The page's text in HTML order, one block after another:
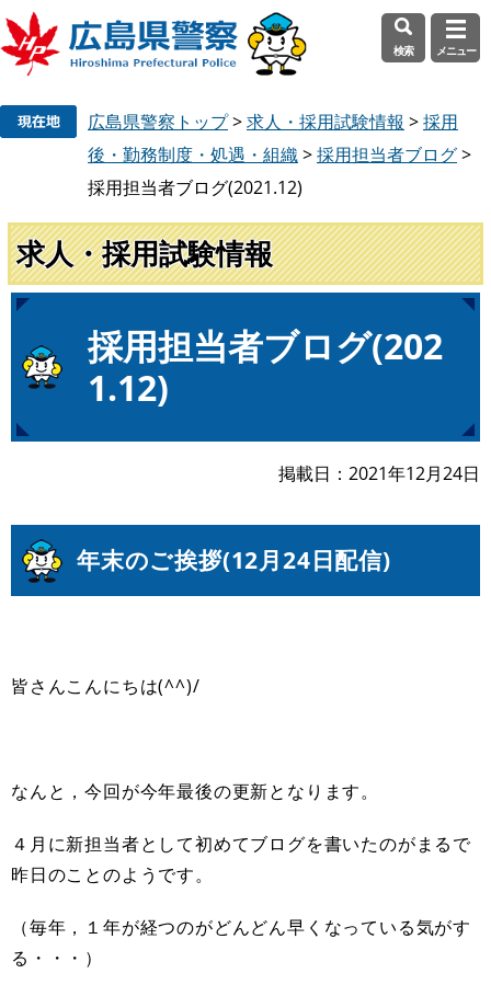
頭
で
す
。
飛
ば
し
て
検索 メニュー
広島県警察トップ>求人・採用試験情報 >採用
後・勤務制度・処遇・組織>採用担当者ブログ>
採用担当者ブログ(2021.12)
求人・採用試験情報
文
採用担当者ブログ(202
1.12)
掲載日 2021年12月24日
年末のご挨拶(12月24日配信)
皆さんこんにちは(^^)/
なんと，今回が今年最後の更新となります。
４月に新担当者として初めてブログを書いたのがまるで
昨日のことのようです。
（毎年，１年が経つのがどんどん早くなっている気がす
る・・・）